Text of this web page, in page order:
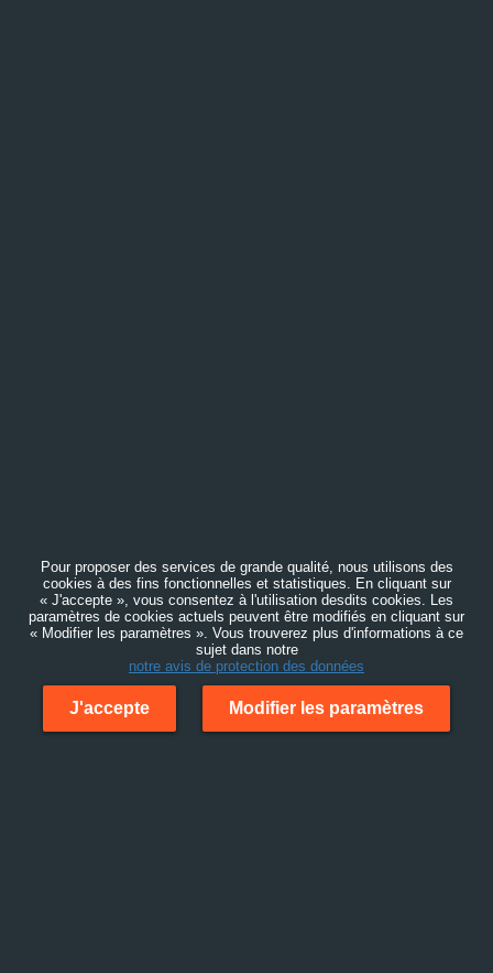
Pour proposer des services de grande qualité, nous utilisons des
cookies à des fins fonctionnelles et statistiques. En cliquant sur
« J'accepte », vous consentez à l'utilisation desdits cookies. Les
paramètres de cookies actuels peuvent être modifiés en cliquant sur
« Modifier les paramètres ». Vous trouverez plus d'informations à ce
sujet dans notre
notre avis de protection des données
J'accepte Modifier les paramètres